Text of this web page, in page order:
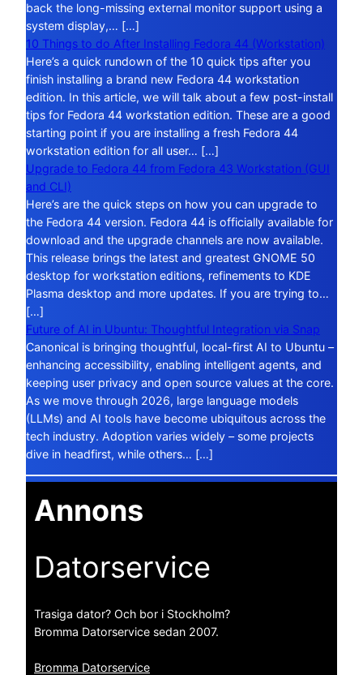
back the long-missing external monitor support using a
system display,… […]
10 Things to do After Installing Fedora 44 (Workstation)
Here’s a quick rundown of the 10 quick tips after you
finish installing a brand new Fedora 44 workstation
edition. In this article, we will talk about a few post-install
tips for Fedora 44 workstation edition. These are a good
starting point if you are installing a fresh Fedora 44
workstation edition for all user… […]
Upgrade to Fedora 44 from Fedora 43 Workstation (GUI
and CLI)
Here’s are the quick steps on how you can upgrade to
the Fedora 44 version. Fedora 44 is officially available for
download and the upgrade channels are now available.
This release brings the latest and greatest GNOME 50
desktop for workstation editions, refinements to KDE
Plasma desktop and more updates. If you are trying to…
[…]
Future of AI in Ubuntu: Thoughtful Integration via Snap
Canonical is bringing thoughtful, local-first AI to Ubuntu –
enhancing accessibility, enabling intelligent agents, and
keeping user privacy and open source values at the core.
As we move through 2026, large language models
(LLMs) and AI tools have become ubiquitous across the
tech industry. Adoption varies widely – some projects
dive in headfirst, while others… […]
Annons
Datorservice
Trasiga dator? Och bor i Stockholm?
Bromma Datorservice sedan 2007.
Bromma Datorservice